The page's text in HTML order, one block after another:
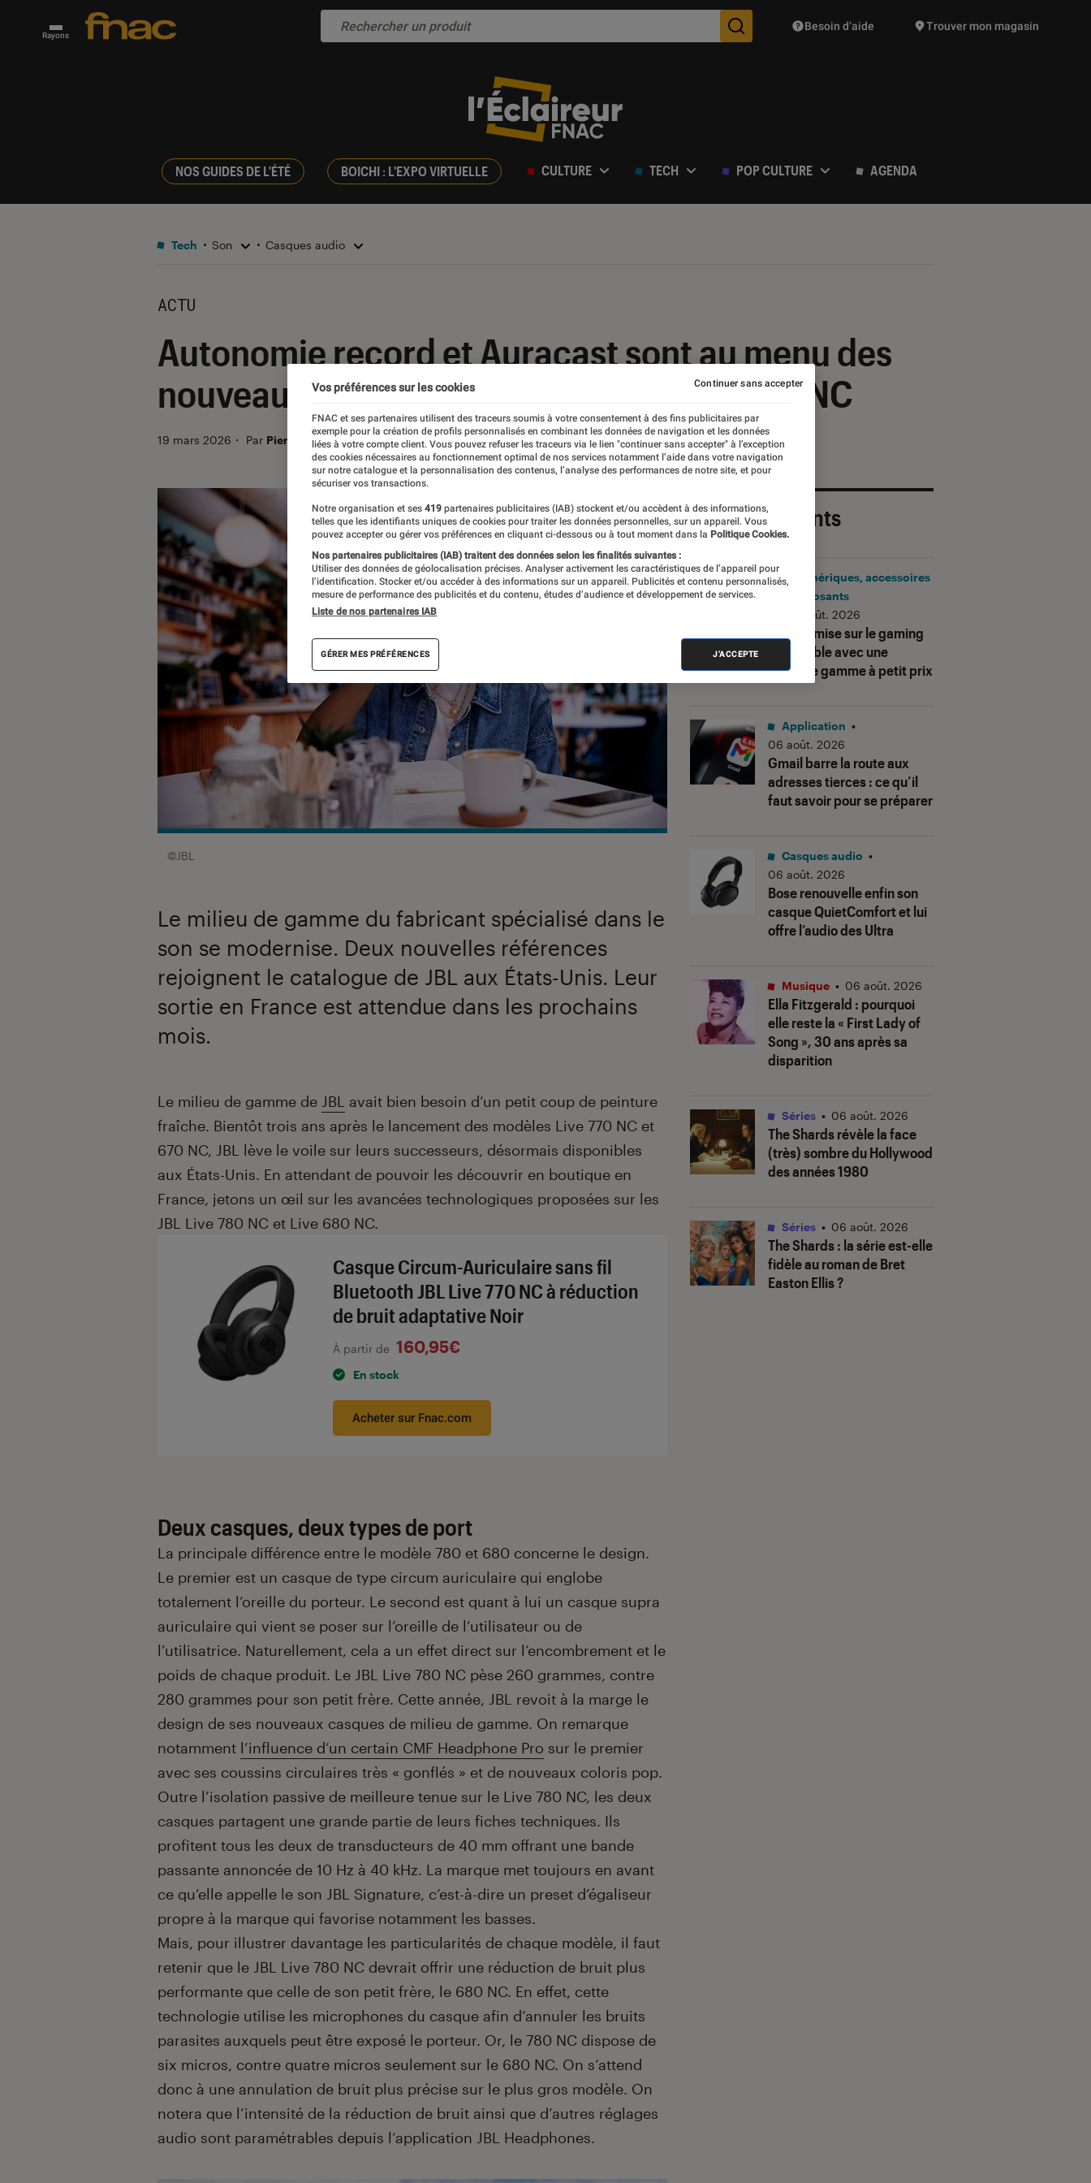
Rayons Des suggestions de produits vont vous être proposées
Besoin d’aide Trouver mon magasin
NOS GUIDES DE L'ÉTÉ BOICHI : L'EXPO VIRTUELLE CULTURE TECH POP CULTURE AGENDA
Tech Son Casques audio
ACTU
Autonomie record et Auracast sont au menu des
nouveaux casques JBL Live 780 NC et 680 NC
19 mars 2026 ・ Par Pierre Crochart
©JBL
Le milieu de gamme du fabricant spécialisé dans le
son se modernise. Deux nouvelles références
rejoignent le catalogue de JBL aux États-Unis. Leur
sortie en France est attendue dans les prochains
mois.
Introduction
Le milieu de gamme de JBL avait bien besoin d’un petit coup de peinture
fraîche. Bientôt trois ans après le lancement des modèles Live 770 NC et
670 NC, JBL lève le voile sur leurs successeurs, désormais disponibles
aux États-Unis. En attendant de pouvoir les découvrir en boutique en
France, jetons un œil sur les avancées technologiques proposées sur les
JBL Live 780 NC et Live 680 NC.
Casque Circum-Auriculaire sans fil
Bluetooth JBL Live 770 NC à réduction
de bruit adaptative Noir
À partir de 160,95€
En stock
Acheter sur Fnac.com
Deux casques, deux types de port
La principale différence entre le modèle 780 et 680 concerne le design.
Le premier est un casque de type circum auriculaire qui englobe
totalement l’oreille du porteur. Le second est quant à lui un casque supra
auriculaire qui vient se poser sur l’oreille de l’utilisateur ou de
l’utilisatrice. Naturellement, cela a un effet direct sur l’encombrement et le
poids de chaque produit. Le JBL Live 780 NC pèse 260 grammes, contre
280 grammes pour son petit frère. Cette année, JBL revoit à la marge le
design de ses nouveaux casques de milieu de gamme. On remarque
notamment l’influence d’un certain CMF Headphone Pro sur le premier
avec ses coussins circulaires très « gonflés » et de nouveaux coloris pop.
Outre l’isolation passive de meilleure tenue sur le Live 780 NC, les deux
casques partagent une grande partie de leurs fiches techniques. Ils
profitent tous les deux de transducteurs de 40 mm offrant une bande
passante annoncée de 10 Hz à 40 kHz. La marque met toujours en avant
ce qu’elle appelle le son JBL Signature, c’est-à-dire un preset d’égaliseur
propre à la marque qui favorise notamment les basses.
Mais, pour illustrer davantage les particularités de chaque modèle, il faut
retenir que le JBL Live 780 NC devrait offrir une réduction de bruit plus
performante que celle de son petit frère, le 680 NC. En effet, cette
technologie utilise les microphones du casque afin d’annuler les bruits
parasites auxquels peut être exposé le porteur. Or, le 780 NC dispose de
six micros, contre quatre micros seulement sur le 680 NC. On s’attend
donc à une annulation de bruit plus précise sur le plus gros modèle. On
notera que l’intensité de la réduction de bruit ainsi que d’autres réglages
audio sont paramétrables depuis l’application JBL Headphones.
Les plus récents
Corsair mise sur le gaming
accessible avec une
nouvelle gamme à petit prix
Périphériques, accessoires
et composants
06 août. 2026
Gmail barre la route aux
adresses tierces : ce qu’il
faut savoir pour se préparer
Application •
06 août. 2026
Bose renouvelle enfin son
casque QuietComfort et lui
offre l’audio des Ultra
Casques audio •
06 août. 2026
Ella Fitzgerald : pourquoi
elle reste la « First Lady of
Song », 30 ans après sa
disparition
Musique • 06 août. 2026
The Shardsrévèle la face
(très) sombre du Hollywood
des années 1980
Séries • 06 août. 2026
The Shards: la série est-elle
fidèle au roman de Bret
Easton Ellis ?
Séries • 06 août. 2026
Vos préférences sur les cookies
FNAC et ses partenaires utilisent des traceurs soumis à votre consentement à des fins publicitaires par
exemple pour la création de profils personnalisés en combinant les données de navigation et les données
liées à votre compte client. Vous pouvez refuser les traceurs via le lien "continuer sans accepter" à l’exception
des cookies nécessaires au fonctionnement optimal de nos services notamment l’aide dans votre navigation
sur notre catalogue et la personnalisation des contenus, l’analyse des performances de notre site, et pour
sécuriser vos transactions.
Notre organisation et ses 419 partenaires publicitaires (IAB) stockent et/ou accèdent à des informations,
telles que les identifiants uniques de cookies pour traiter les données personnelles, sur un appareil. Vous
pouvez accepter ou gérer vos préférences en cliquant ci-dessous ou à tout moment dans la Politique Cookies.
Nos partenaires publicitaires (IAB) traitent des données selon les finalités suivantes :
Utiliser des données de géolocalisation précises. Analyser activement les caractéristiques de l’appareil pour
l’identification. Stocker et/ou accéder à des informations sur un appareil. Publicités et contenu personnalisés,
mesure de performance des publicités et du contenu, études d’audience et développement de services.
Liste de nos partenaires IAB
GÉRER MES PRÉFÉRENCES J'ACCEPTE
Continuer sans accepter